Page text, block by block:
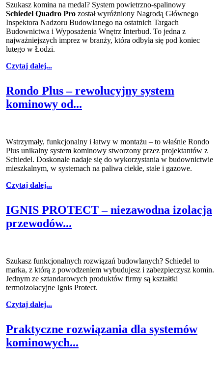
Szukasz komina na medal? System powietrzno-spalinowy
Schiedel Quadro Pro został wyróżniony Nagrodą Głównego
Inspektora Nadzoru Budowlanego na ostatnich Targach
Budownictwa i Wyposażenia Wnętrz Interbud. To jedna z
najważniejszych imprez w branży, która odbyła się pod koniec
lutego w Łodzi.
Czytaj dalej...
Rondo Plus – rewolucyjny system
kominowy od...
Wstrzymały, funkcjonalny i łatwy w montażu – to właśnie Rondo
Plus unikalny system kominowy stworzony przez projektantów z
Schiedel. Doskonale nadaje się do wykorzystania w budownictwie
mieszkalnym, w systemach na paliwa ciekłe, stałe i gazowe.
Czytaj dalej...
IGNIS PROTECT – niezawodna izolacja
przewodów...
Szukasz funkcjonalnych rozwiązań budowlanych? Schiedel to
marka, z którą z powodzeniem wybudujesz i zabezpieczysz komin.
Jednym ze sztandarowych produktów firmy są kształtki
termoizolacyjne Ignis Protect.
Czytaj dalej...
Praktyczne rozwiązania dla systemów
kominowych...